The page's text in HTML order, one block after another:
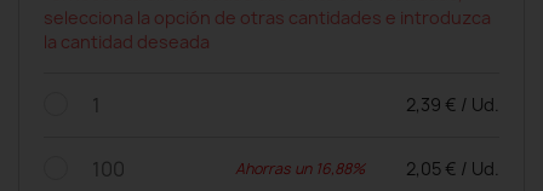
selecciona la opción de otras cantidades e introduzca
la cantidad deseada
1 2,39 € / Ud.
100 Ahorras un 16,88% 2,05 € / Ud.